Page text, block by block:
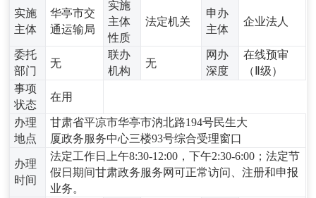
实施
主体
华亭市交
通运输局
实施
主体
性质
法定机关
申办
主体
企业法人
委托
部门
无
联办
机构
无
网办
深度
在线预审
（Ⅱ级）
事项
状态
在用
办理
地点
甘肃省平凉市华亭市汭北路194号民生大
厦政务服务中心三楼93号综合受理窗口
办理
时间
法定工作日上午8:30-12:00，下午2:30-6:00；法定节
假日期间甘肃政务服务网可正常访问、注册和申报
业务。